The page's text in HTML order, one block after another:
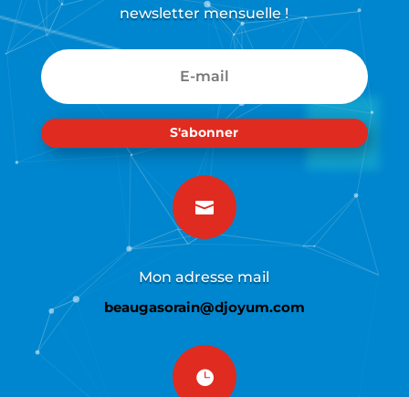
newsletter mensuelle !
S'abonner

Mon adresse mail
beaugasorain@djoyum.com
